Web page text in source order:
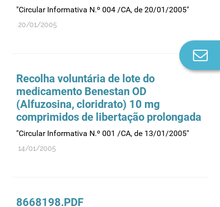
"Circular Informativa N.º 004 /CA, de 20/01/2005"
20/01/2005
Recolha voluntária de lote do
medicamento Benestan OD
(Alfuzosina, cloridrato) 10 mg
comprimidos de libertação prolongada
"Circular Informativa N.º 001 /CA, de 13/01/2005"
14/01/2005
8668198.PDF